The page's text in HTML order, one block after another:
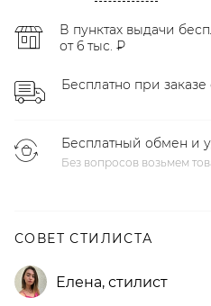
В пунктах выдачи
от 6 тыс. ₽
Бесплатно при заказе
Бесплатный обмен и
Без вопросов возьмем
СОВЕТ СТИЛИСТА
Елена, стилист